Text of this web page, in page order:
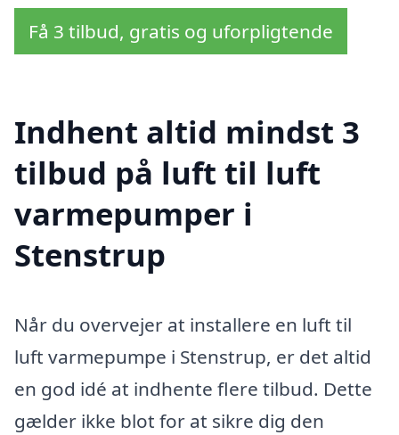
Få 3 tilbud, gratis og uforpligtende
Indhent altid mindst 3
tilbud på luft til luft
varmepumper i
Stenstrup
Når du overvejer at installere en luft til
luft varmepumpe i Stenstrup, er det altid
en god idé at indhente flere tilbud. Dette
gælder ikke blot for at sikre dig den